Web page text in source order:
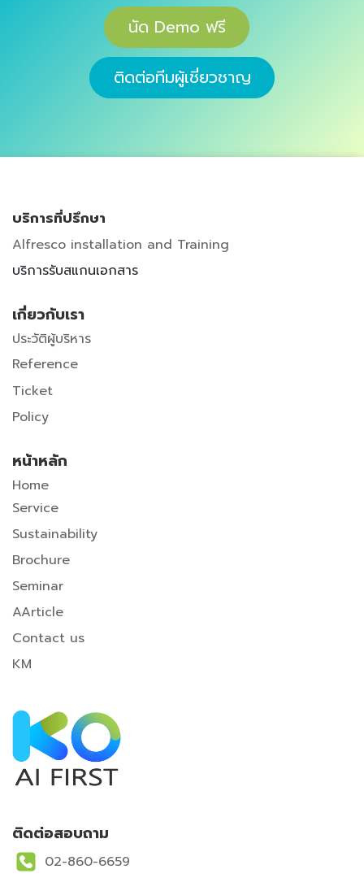
นัด Demo​​​​​​ ฟรี
ติดต่อทีมผู้​​เชี่ยวชาญ
บริการที่ปรึกษา
Alfresco installation and Training
บริการรับสแกนเอกสาร
เกี่ยวกับเรา
ประวัติผู้บริหาร
Reference
Ticket
Policy
หน้าหลัก
Home
Service
Sustainability
Brochure
Seminar
AArticle
Contact us
KM
ติดต่อสอบถาม
02-860-6659